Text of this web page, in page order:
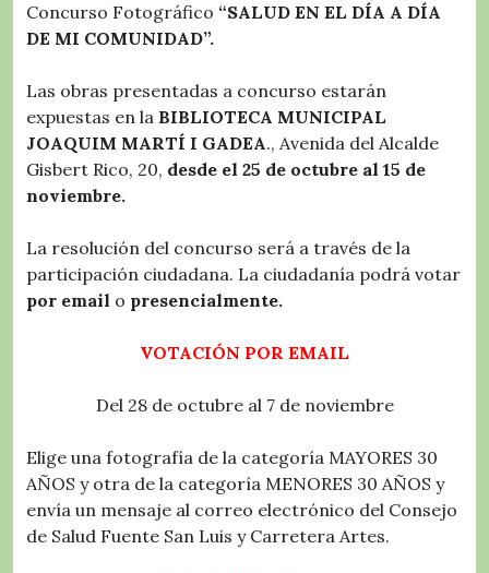
Concurso Fotográfico “SALUD EN EL DÍA A DÍA
DE MI COMUNIDAD”.
Las obras presentadas a concurso estarán
expuestas en la BIBLIOTECA MUNICIPAL
JOAQUIM MARTÍ I GADEA., Avenida del Alcalde
Gisbert Rico, 20, desde el 25 de octubre al 15 de
noviembre.
La resolución del concurso será a través de la
participación ciudadana. La ciudadanía podrá votar
por email o presencialmente.
VOTACIÓN POR EMAIL
Del 28 de octubre al 7 de noviembre
Elige una fotografía de la categoría MAYORES 30
AÑOS y otra de la categoría MENORES 30 AÑOS y
envía un mensaje al correo electrónico del Consejo
de Salud Fuente San Luis y Carretera Artes.